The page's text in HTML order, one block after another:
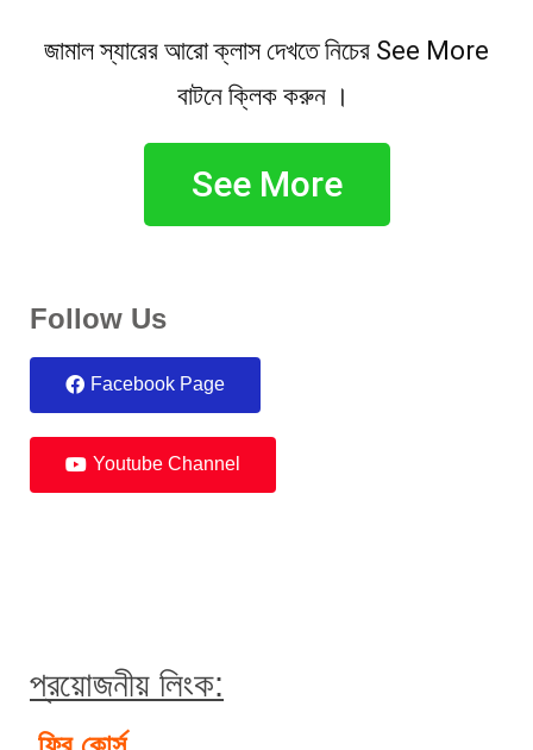
জামাল স্যারের আরো ক্লাস দেখতে নিচের See More
বাটনে ক্লিক করুন ।
See More
Follow Us
Facebook Page
Youtube Channel
প্রয়োজনীয় লিংক: